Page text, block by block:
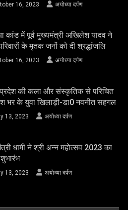
16, 2023 अयोध्या दर्पण
कांड में पूर्व मुख्यमंत्री अखिलेश यादव ने
के मृतक जनों को दी श्रद्धांजलि
16, 2023 अयोध्या दर्पण
प्रदेश की कला और संस्कृतिक से परिचित
भर के युवा खिलाड़ी-डा0 नवनीत सहगल
13, 2023 अयोध्या दर्पण
धामी ने श्री अन्न महोत्सव 2023 का
13, 2023 अयोध्या दर्पण